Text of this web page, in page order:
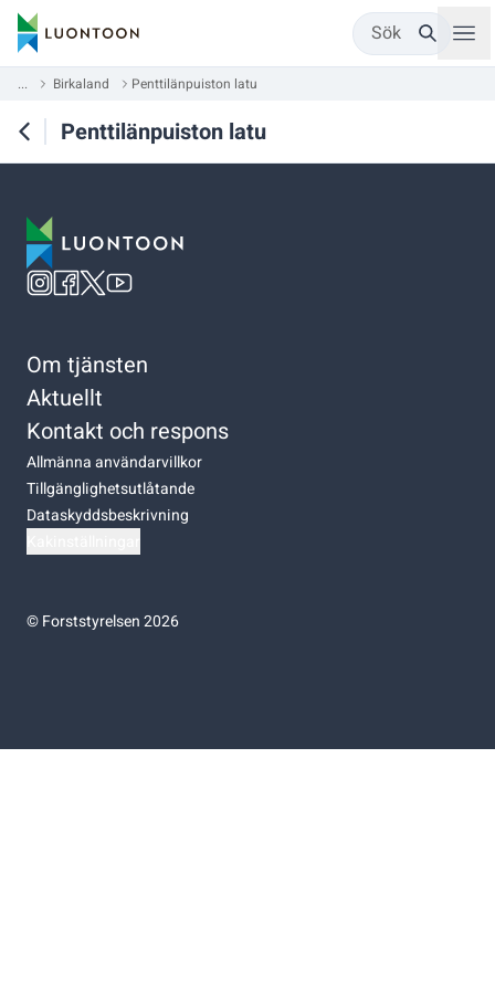
Sök
... Birkaland Penttilänpuiston latu
Penttilänpuiston latu
Om tjänsten
Aktuellt
Kontakt och respons
Allmänna användarvillkor
Tillgänglighetsutlåtande
Dataskyddsbeskrivning
©Forststyrelsen 2026